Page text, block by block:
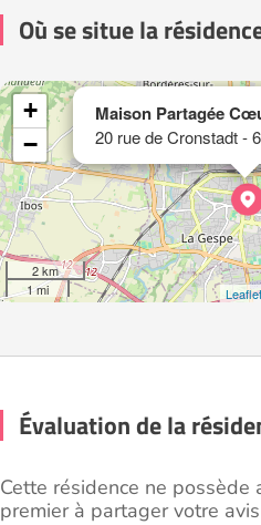
Où se situe la
Maison Partagée
20 rue de Cronstadt -
+
−
2 km
1 mi
Leaflet
Évaluation de la
Cette résidence ne possède
premier à partager votre